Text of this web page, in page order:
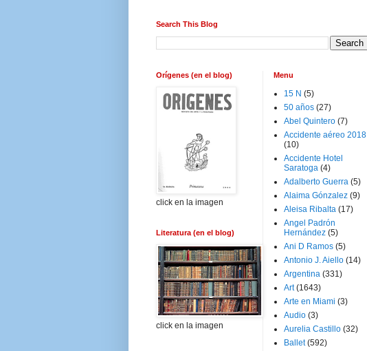
Search This Blog
Orígenes (en el blog)
click en la imagen
Literatura (en el blog)
click en la imagen
Menu
15 N (5)
50 años (27)
Abel Quintero (7)
Accidente aéreo 2018
(10)
Accidente Hotel
Saratoga (4)
Adalberto Guerra (5)
Alaima Gónzalez (9)
Aleisa Ribalta (17)
Angel Padrón
Hernández (5)
Ani D Ramos (5)
Antonio J. Aiello (14)
Argentina (331)
Art (1643)
Arte en Miami (3)
Audio (3)
Aurelia Castillo (32)
Ballet (592)